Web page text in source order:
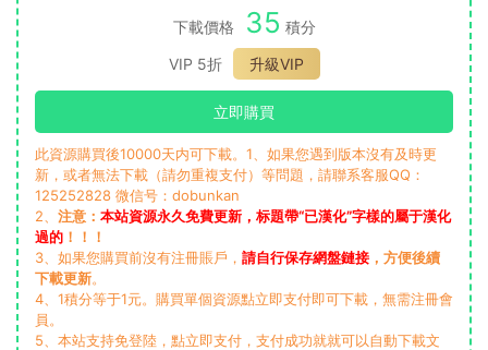
下載價格 35 積分
VIP 5折
升級VIP
立即購買
此資源購買後10000天内可下載。1、如果您遇到版本沒有及時更
新，或者無法下載（請勿重複支付）等問題，請聯系客服QQ：
125252828 微信号：dobunkan
2、 注意： 本站資源永久免費更新，标題帶“已漢化”字樣的屬于漢化
過的 ！！！
3、如果您購買前沒有注冊賬戶， 請自行保存網盤鏈接 ，方便後續
下載更新。
4、1積分等于1元。購買單個資源點立即支付即可下載，無需注冊會
員。
5、本站支持免登陸，點立即支付，支付成功就就可以自動下載文